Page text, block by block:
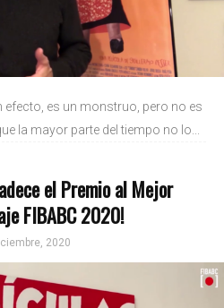
efecto, es un monstruo, pero no es
la mayor parte del tiempo no lo...
el Premio al Mejor
FIBABC 2020!
2020